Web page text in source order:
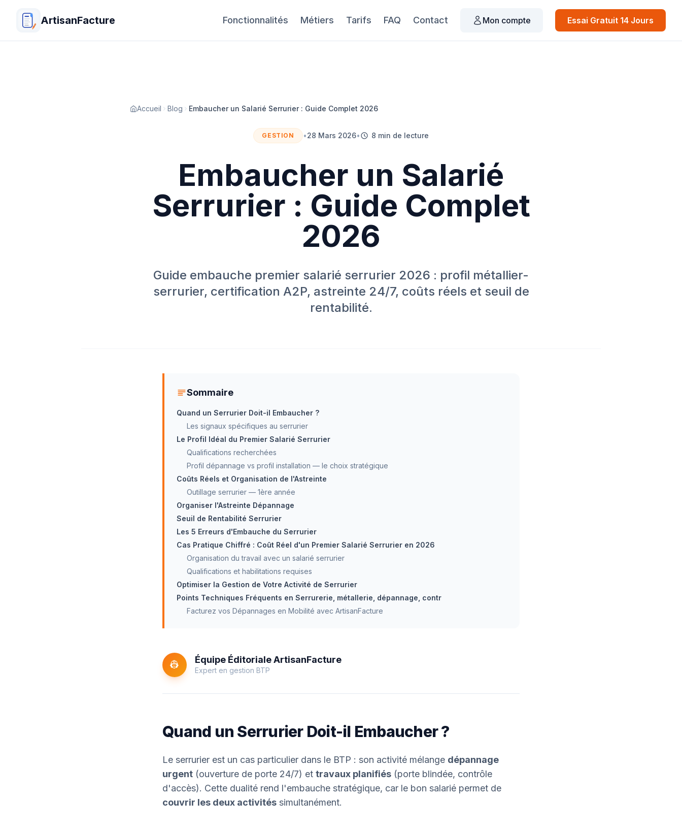
ArtisanFacture Fonctionnalités Métiers Tarifs FAQ Contact Mon compte Essai Gratuit 14 Jours
Accueil Blog Embaucher un Salarié Serrurier : Guide Complet 2026
GESTION •28 Mars 2026• 8 min de lecture
Embaucher un Salarié
Serrurier : Guide Complet
2026
Guide embauche premier salarié serrurier 2026 : profil métallier-
serrurier, certification A2P, astreinte 24/7, coûts réels et seuil de
rentabilité.
Sommaire
Quand un Serrurier Doit-il Embaucher ?
Les signaux spécifiques au serrurier
Le Profil Idéal du Premier Salarié Serrurier
Qualifications recherchées
Profil dépannage vs profil installation — le choix stratégique
Coûts Réels et Organisation de l'Astreinte
Outillage serrurier — 1ère année
Organiser l'Astreinte Dépannage
Seuil de Rentabilité Serrurier
Les 5 Erreurs d'Embauche du Serrurier
Cas Pratique Chiffré : Coût Réel d'un Premier Salarié Serrurier en 2026
Organisation du travail avec un salarié serrurier
Qualifications et habilitations requises
Optimiser la Gestion de Votre Activité de Serrurier
Points Techniques Fréquents en Serrurerie, métallerie, dépannage, contr
Facturez vos Dépannages en Mobilité avec ArtisanFacture
👷 Équipe Éditoriale ArtisanFacture
Expert en gestion BTP
Quand un Serrurier Doit-il Embaucher ?
Le serrurier est un cas particulier dans le BTP : son activité mélange dépannage
urgent (ouverture de porte 24/7) et travaux planifiés (porte blindée, contrôle
d'accès). Cette dualité rend l'embauche stratégique, car le bon salarié permet de
couvrir les deux activités simultanément.